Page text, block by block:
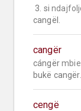
3. si
cangël.
cangër
cángër
bukë cangër.
cengë